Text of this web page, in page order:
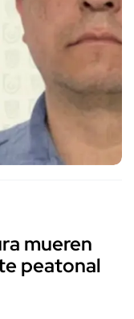
mueren
peatonal